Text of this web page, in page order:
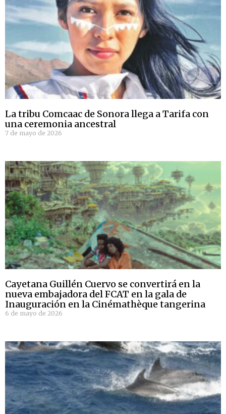
La tribu Comcaac de Sonora llega a Tarifa con
una ceremonia ancestral
7 de mayo de 2026
Cayetana Guillén Cuervo se convertirá en la
nueva embajadora del FCAT en la gala de
Inauguración en la Cinémathèque tangerina
6 de mayo de 2026